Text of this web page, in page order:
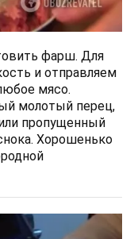
фарш. Для
и отправляем
мясо.
молотый перец,
пропущенный
Хорошенько